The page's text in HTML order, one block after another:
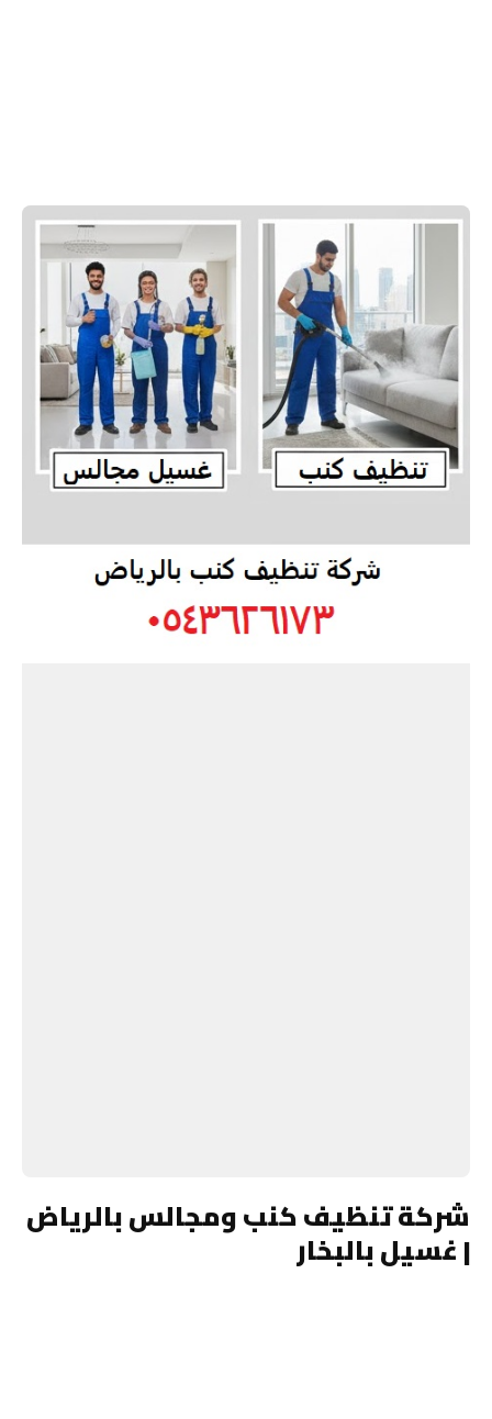
شركة تنظيف كنب ومجالس بالرياض
| غسيل بالبخار